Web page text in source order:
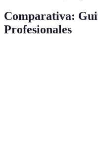
Comparativa:
Profesionales